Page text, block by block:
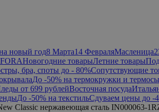
новый год8 Марта14 ФевраляМасленица
Новогодние товарыЛетние товары
бра, споты до - 80%Сопутствующие
До -50% на термокружки и термосы
от 699 рублейВосточная посуда
До -50% на текстильСдуваем цены до -
Classic нержавеющая сталь IN000063-